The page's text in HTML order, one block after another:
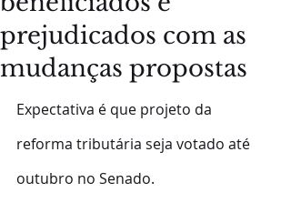
prejudicados com as
mudanças propostas
Expectativa é que projeto da
reforma tributária seja votado até
outubro no Senado.